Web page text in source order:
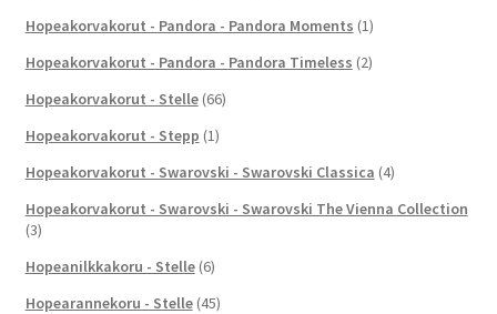
Hopeakorvakorut - Pandora - Pandora Moments (1)
Hopeakorvakorut - Pandora - Pandora Timeless (2)
Hopeakorvakorut - Stelle (66)
Hopeakorvakorut - Stepp (1)
Hopeakorvakorut - Swarovski - Swarovski Classica (4)
Hopeakorvakorut - Swarovski - Swarovski The Vienna Collection
(3)
Hopeanilkkakoru - Stelle (6)
Hopearannekoru - Stelle (45)